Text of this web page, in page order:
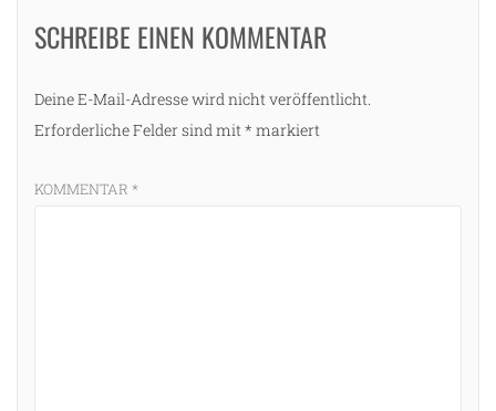
SCHREIBE EINEN KOMMENTAR
Deine E-Mail-Adresse wird nicht veröffentlicht.
Erforderliche Felder sind mit * markiert
KOMMENTAR *